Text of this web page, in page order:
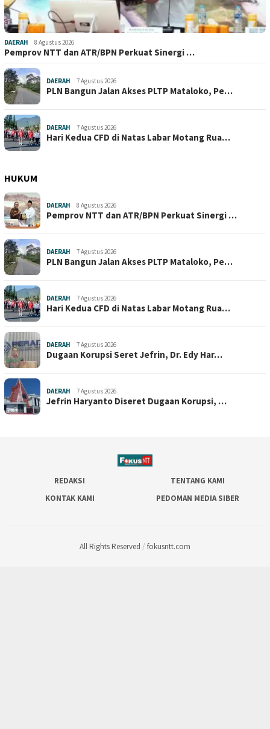
DAERAH 8 Agustus 2026
Pemprov NTT dan ATR/BPN Perkuat Sinergi …
DAERAH 7 Agustus 2026
PLN Bangun Jalan Akses PLTP Mataloko, Pe…
DAERAH 7 Agustus 2026
Hari Kedua CFD di Natas Labar Motang Rua…
HUKUM
DAERAH 8 Agustus 2026
Pemprov NTT dan ATR/BPN Perkuat Sinergi …
DAERAH 7 Agustus 2026
PLN Bangun Jalan Akses PLTP Mataloko, Pe…
DAERAH 7 Agustus 2026
Hari Kedua CFD di Natas Labar Motang Rua…
DAERAH 7 Agustus 2026
Dugaan Korupsi Seret Jefrin, Dr. Edy Har…
DAERAH 7 Agustus 2026
Jefrin Haryanto Diseret Dugaan Korupsi, …
REDAKSI
TENTANG KAMI
KONTAK KAMI
PEDOMAN MEDIA SIBER
All Rights Reserved / fokusntt.com